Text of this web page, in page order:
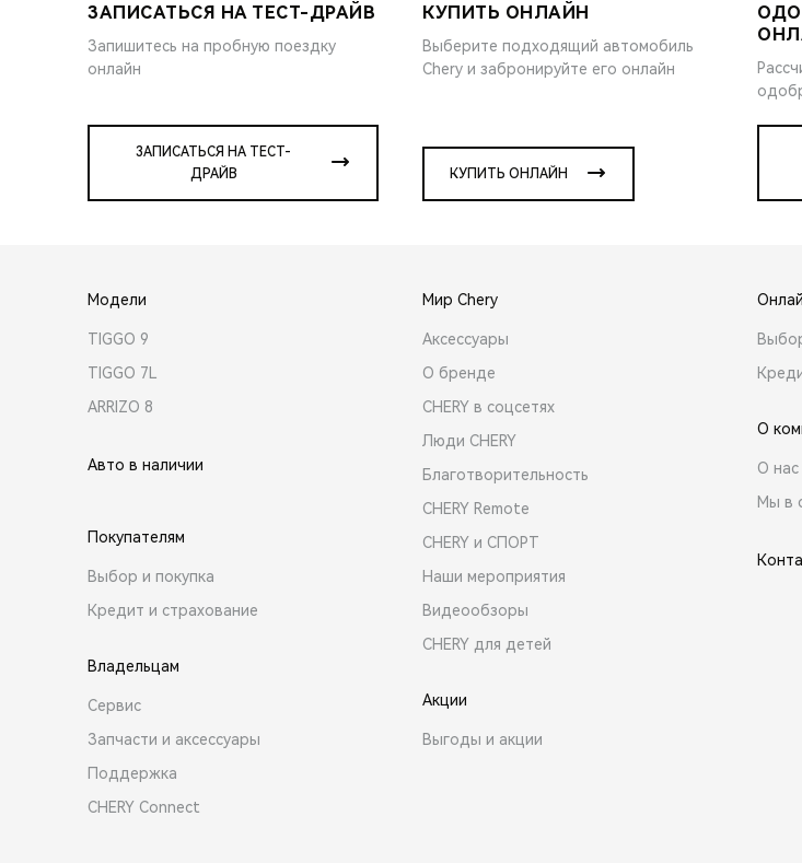
ЗАПИСАТЬСЯ НА ТЕСТ-ДРАЙВ
Запишитесь на пробную поездку
онлайн
ЗАПИСАТЬСЯ НА ТЕСТ-
ДРАЙВ
КУПИТЬ ОНЛАЙН
Выберите подходящий автомобиль
Chery и забронируйте его онлайн
КУПИТЬ ОНЛАЙН
Модели
TIGGO 9
TIGGO 7L
ARRIZO 8
Авто в наличии
Покупателям
Выбор и покупка
Кредит и страхование
Владельцам
Сервис
Запчасти и аксессуары
Поддержка
CHERY Connect
Мир Chery
Аксессуары
О бренде
CHERY в соцсетях
Люди CHERY
Благотворительность
CHERY Remote
CHERY и СПОРТ
Наши мероприятия
Видеообзоры
CHERY для детей
Акции
Выгоды и акции
О
О нас
Мы в